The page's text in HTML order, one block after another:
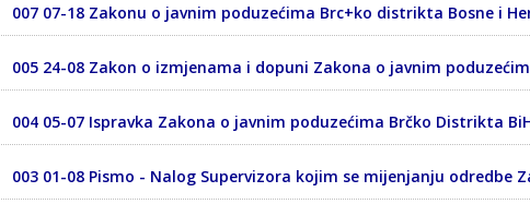
007 07-18 Zakonu o javnim poduzećima Brc+ko distrikta Bosne i
005 24-08 Zakon o izmjenama i dopuni Zakona o javnim
004 05-07 Ispravka Zakona o javnim poduzećima Brčko Distrikta
003 01-08 Pismo - Nalog Supervizora kojim se mijenjanju odredbe